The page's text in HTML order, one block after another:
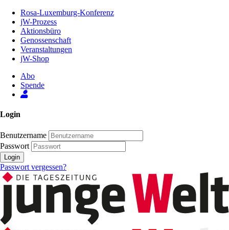
Inhalt
Seite
Rosa-Luxemburg-Konferenz
jW-Prozess
Aktionsbüro
Genossenschaft
Veranstaltungen
jW-Shop
Abo
Spende
Login
Benutzername
Passwort
Login
Passwort vergessen?